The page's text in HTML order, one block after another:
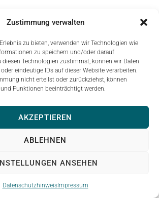
Zustimmung verwalten
zu bieten, verwenden wir Technologien wie
zu speichern und/oder darauf
diesen Technologien zustimmst, können wir Daten
eindeutige IDs auf dieser Website verarbeiten.
nicht erteilst oder zurückziehst, können
Funktionen beeinträchtigt werden.
AKZEPTIEREN
ABLEHNEN
ANSEHEN
DatenschutzhinweisImpressum